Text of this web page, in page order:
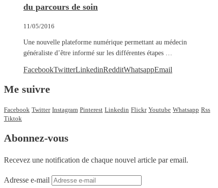
du parcours de soin
11/05/2016
Une nouvelle plateforme numérique permettant au médecin
généraliste d’être informé sur les différentes étapes …
FacebookTwitterLinkedinRedditWhatsappEmail
Me suivre
Facebook Twitter Instagram Pinterest Linkedin Flickr Youtube Whatsapp Rss
Tiktok
Abonnez-vous
Recevez une notification de chaque nouvel article par email.
Adresse e-mail